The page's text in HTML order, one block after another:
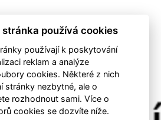
používá cookies
používají k poskytování
reklam a analýze
cookies. Některé z nich
stránky nezbytné, ale o
rozhodnout sami. Více o
cookies se dozvíte níže.